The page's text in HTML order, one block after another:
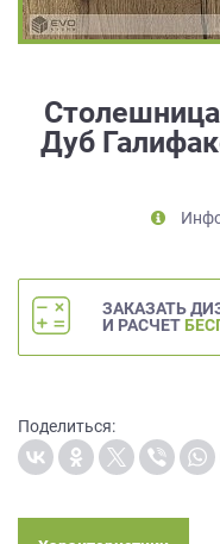
Дуб
ЗАКАЗАТЬ
И РАСЧЕТ
Поделиться:
обработку
также
программами
условиях
Политики
персональных